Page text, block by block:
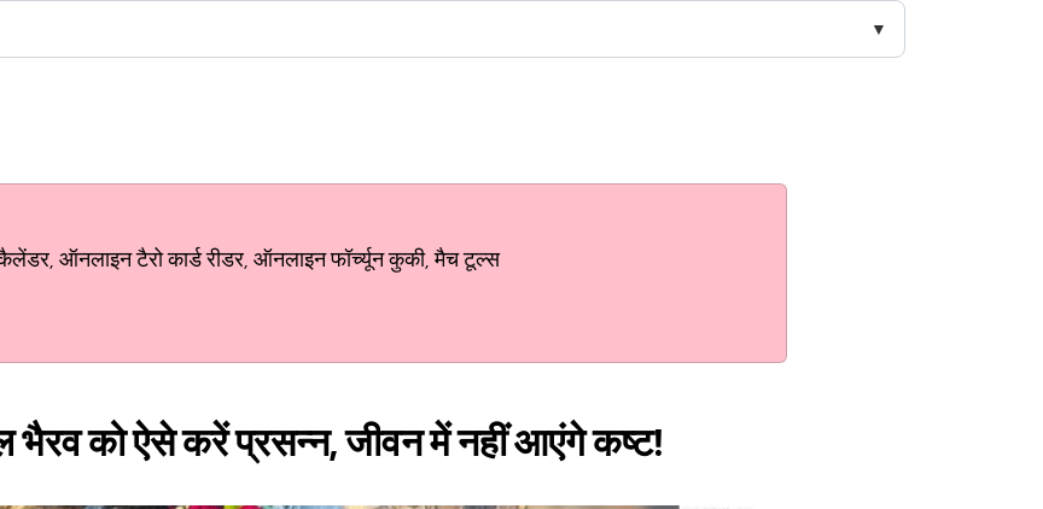
ऑनलाइन टैरो कार्ड रीडर, ऑनलाइन फॉर्च्यून कुकी, मैच टूल्स
भैरव को ऐसे करें प्रसन्न, जीवन में नहीं आएंगे कष्ट!